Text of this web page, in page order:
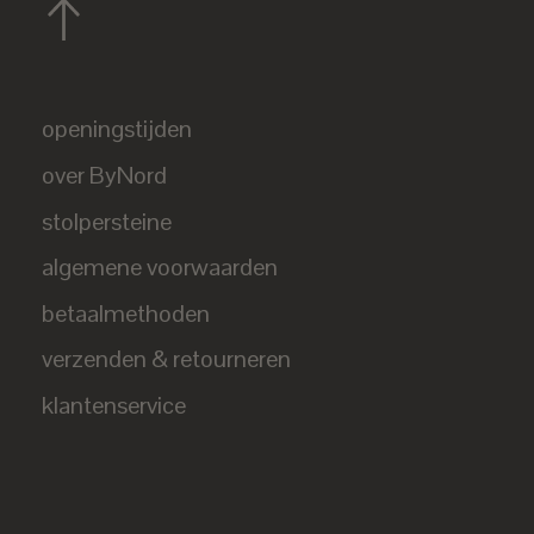
openingstijden
over ByNord
stolpersteine
algemene voorwaarden
betaalmethoden
verzenden & retourneren
klantenservice